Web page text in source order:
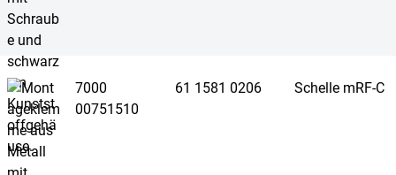
7000
00751510
61 1581 0206 Schelle mRF-C